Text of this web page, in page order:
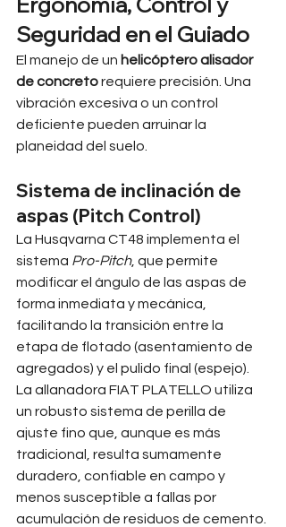
Seguridad en el Guiado
El manejo de un helicóptero alisador
de concreto requiere precisión. Una
vibración excesiva o un control
deficiente pueden arruinar la
planeidad del suelo.
Sistema de inclinación de
aspas (Pitch Control)
La Husqvarna CT48 implementa el
sistema Pro-Pitch, que permite
modificar el ángulo de las aspas de
forma inmediata y mecánica,
facilitando la transición entre la
etapa de flotado (asentamiento de
agregados) y el pulido final (espejo).
La allanadora FIAT PLATELLO utiliza
un robusto sistema de perilla de
ajuste fino que, aunque es más
tradicional, resulta sumamente
duradero, confiable en campo y
menos susceptible a fallas por
acumulación de residuos de cemento.